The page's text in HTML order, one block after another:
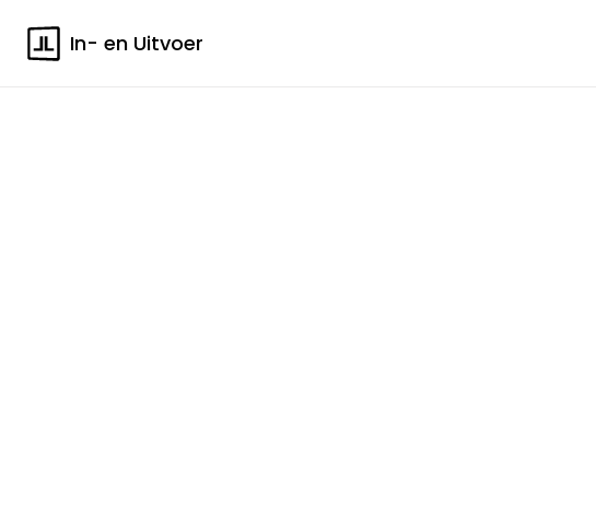
In- en Uitvoer